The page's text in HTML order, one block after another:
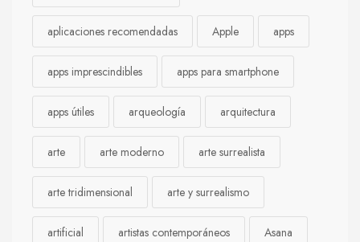
aplicaciones recomendadas Apple apps
apps imprescindibles apps para smartphone
apps útiles arqueología arquitectura
arte arte moderno arte surrealista
arte tridimensional arte y surrealismo
artificial artistas contemporáneos Asana